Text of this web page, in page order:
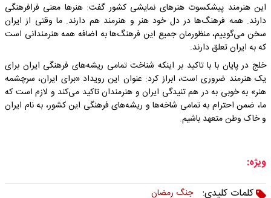
این هنرمند پیشکسوت هنرهای نمایشی کشور گفت: هنرها معنی فرافرهنگی
دارند. همه فرهنگ‌ها در دل خود هنر و هنرمند هم دارند. ما وقتی از ایران
سخن می‌گوییم، منظورمان جمیع این فرهنگ‌ها به اضافه همه هنرمندانی است
که به ایران تعلق دارند.
خلج در پایان با با تاکید بر اینکه شناخت تمامی ریشه‌های فرهنگی ایران برای
یک هنرمند ضروری است، ابراز کرد: عنوان این رویداد «برای ایران، سرچشمه
هنر» به خوبی به در هم تنیدگی ایران و هنرمندان تاکید می‌کند و لازم است که
ما، ضمن احترام به تمامی شاخه‌ها و ریشه‌های فرهنگی این کشور، به نام ایران
و خاک وطن متعهد باشیم.
ویژه:
کلمات کلیدی:
جنگ رمضان